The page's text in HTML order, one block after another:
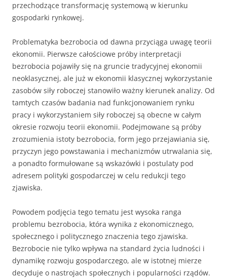
przechodzące transformację systemową w kierunku
gospodarki rynkowej.
Problematyka bezrobocia od dawna przyciąga uwagę teorii
ekonomii. Pierwsze całościowe próby interpretacji
bezrobocia pojawiły się na gruncie tradycyjnej ekonomii
neoklasycznej, ale już w ekonomii klasycznej wykorzy­stanie
zasobów siły roboczej stanowiło ważny kierunek analizy. Od
tamtych czasów badania nad funkcjonowaniem rynku
pracy i wykorzystaniem siły roboczej są obecne w całym
okresie rozwoju teorii ekonomii. Podejmowane są próby
zrozumienia istoty bezrobocia, form jego przejawia­nia się,
przyczyn jego powstawania i mechanizmów utrwa­lania się,
a ponadto formułowane są wskazówki i postulaty pod
adresem polityki gospodarczej w celu redukcji tego
zjawiska.
Powodem podjęcia tego tematu jest wysoka ranga
problemu bezrobocia, która wynika z ekono­micznego,
społecznego i politycznego znaczenia tego zjawiska.
Bezrobocie nie tylko wpływa na standard życia ludności i
dynamikę rozwoju gospodarczego, ale w istotnej mierze
decyduje o nastrojach społecznych i popularności rządów.